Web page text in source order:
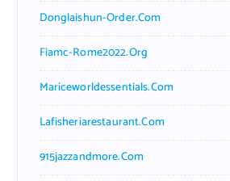
Donglaishun-Order.com
Fiamc-Rome2022.org
Mariceworldessentials.com
Lafisheriarestaurant.com
915jazzandmore.com